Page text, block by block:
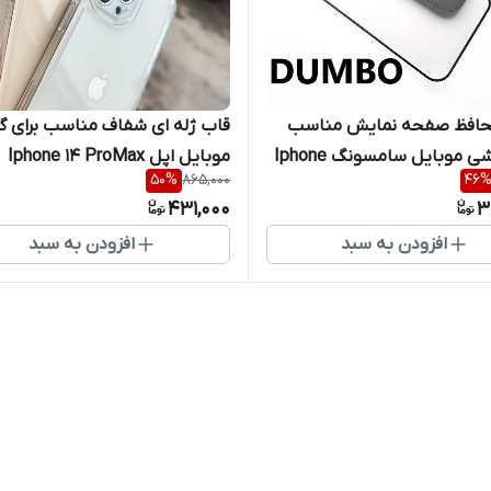
صفحه نمایش مناسب
برای گوشی موبایل سامسونگ Iphone
14
46%
افزودن به سبد
قاب ژله ای شفاف مناسب برای
موبایل اپل Iphone 14 ProMax
865,000
50%
431,000
افزودن به سبد